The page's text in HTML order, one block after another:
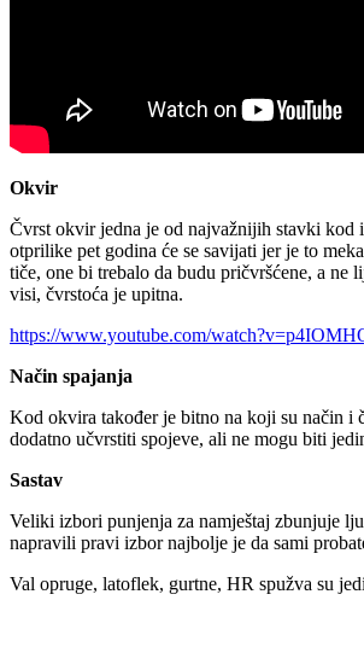
Okvir
Čvrst okvir jedna je od najvažnijih stavki kod
otprilike pet godina će se savijati jer je to
tiče, one bi trebalo da budu pričvršćene, a ne
visi, čvrstoća je upitna.
https://www.youtube.com/
Način spajanja
Kod okvira također je bitno na koji su način i
dodatno učvrstiti spojeve, ali ne mogu biti
Sastav
Veliki izbori punjenja za namještaj zbunjuje
napravili pravi izbor najbolje je da sami
Val opruge, latoflek, gurtne, HR spužva su